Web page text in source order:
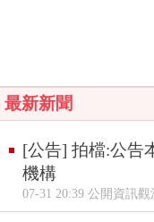
最新新聞
[公告] 拍檔:公告
機構
07-31 20:39 公開資訊觀